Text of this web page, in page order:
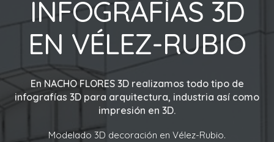
INFOGRAFÍAS 3D
EN VÉLEZ-RUBIO
En NACHO FLORES 3Drealizamos todo tipo de
infografías 3D para arquitectura, industria así como
impresión en 3D.
Modelado 3D decoración en Vélez-Rubio.